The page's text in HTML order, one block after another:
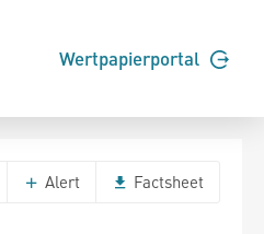
Wertpapierportal
Alert Factsheet